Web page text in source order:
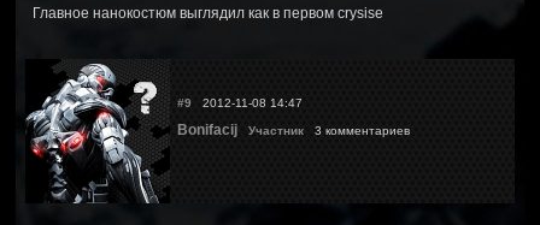
Главное нанокостюм выглядил как в первом crysisе
#9 2012-11-08 14:47
Bonifacij Участник 3 комментариев